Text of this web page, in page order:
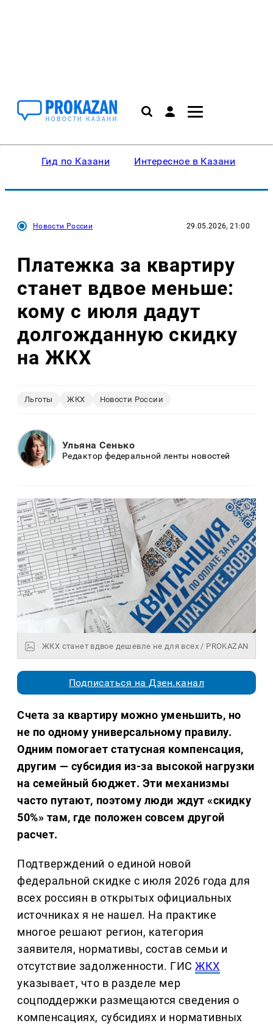
Гид по Казани Интересное в Казани
Новости России 29.05.2026, 21:00
Платежка за квартиру
станет вдвое меньше:
кому с июля дадут
долгожданную скидку
на ЖКХ
Льготы ЖКХ Новости России
Ульяна Сенько
Редактор федеральной ленты новостей
ЖКХ станет вдвое дешевле не для всех / PROKAZAN
Подписаться на Дзен.канал
Счета за квартиру можно уменьшить, но
не по одному универсальному правилу.
Одним помогает статусная компенсация,
другим — субсидия из-за высокой нагрузки
на семейный бюджет. Эти механизмы
часто путают, поэтому люди ждут «скидку
50%» там, где положен совсем другой
расчет.
Подтверждений о единой новой
федеральной скидке с июля 2026 года для
всех россиян в открытых официальных
источниках я не нашел. На практике
многое решают регион, категория
заявителя, нормативы, состав семьи и
отсутствие задолженности. ГИСЖКХ
указывает, что в разделе мер
соцподдержки размещаются сведения о
компенсациях, субсидиях и нормативных